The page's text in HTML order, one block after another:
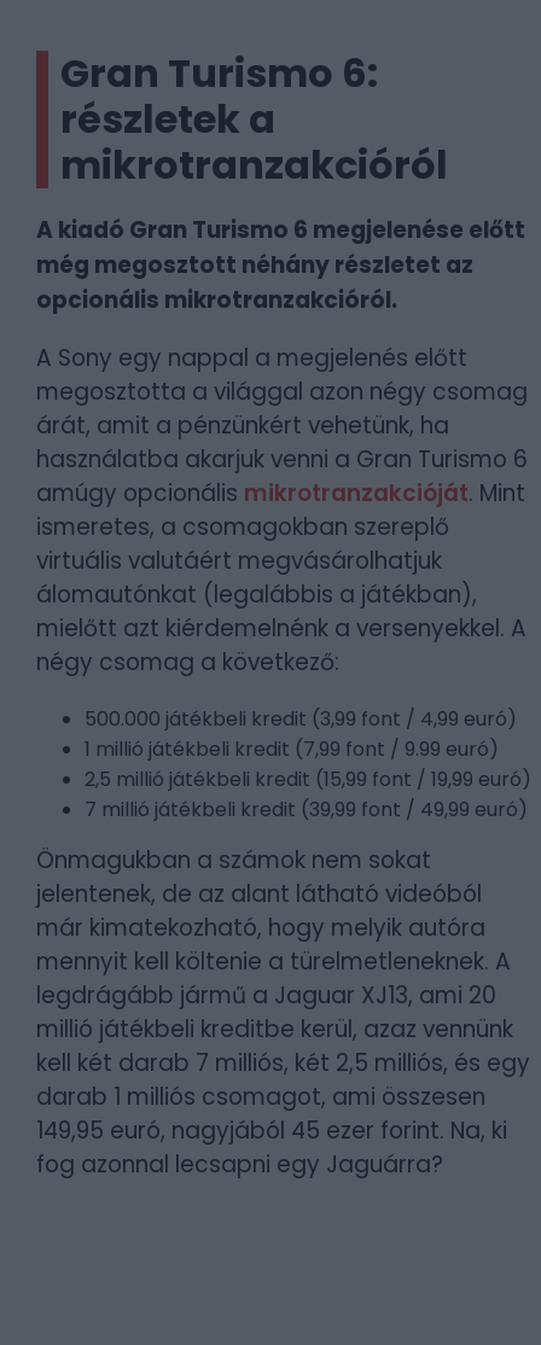
Gran Turismo 6:
részletek a
mikrotranzakcióról
A kiadó Gran Turismo 6 megjelenése előtt
még megosztott néhány részletet az
opcionális mikrotranzakcióról.
A Sony egy nappal a megjelenés előtt
megosztotta a világgal azon négy csomag
árát, amit a pénzünkért vehetünk, ha
használatba akarjuk venni a Gran Turismo 6
amúgy opcionális mikrotranzakcióját. Mint
ismeretes, a csomagokban szereplő
virtuális valutáért megvásárolhatjuk
álomautónkat (legalábbis a játékban),
mielőtt azt kiérdemelnénk a versenyekkel. A
négy csomag a következő:
500.000 játékbeli kredit (3,99 font / 4,99 euró)
1 millió játékbeli kredit (7,99 font / 9.99 euró)
2,5 millió játékbeli kredit (15,99 font / 19,99 euró)
7 millió játékbeli kredit (39,99 font / 49,99 euró)
Önmagukban a számok nem sokat
jelentenek, de az alant látható videóból
már kimatekozható, hogy melyik autóra
mennyit kell költenie a türelmetleneknek. A
legdrágább jármű a Jaguar XJ13, ami 20
millió játékbeli kreditbe kerül, azaz vennünk
kell két darab 7 milliós, két 2,5 milliós, és egy
darab 1 milliós csomagot, ami összesen
149,95 euró, nagyjából 45 ezer forint. Na, ki
fog azonnal lecsapni egy Jaguárra?